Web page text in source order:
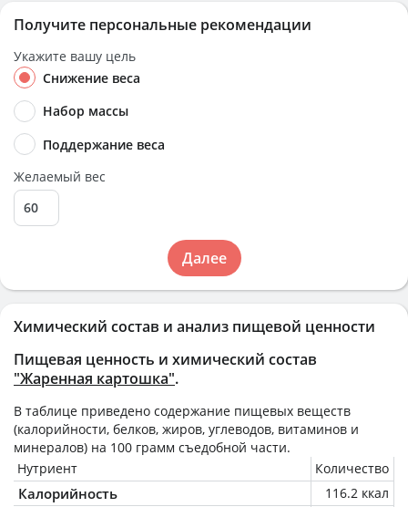
Химический состав и анализ пищевой ценности
Пищевая ценность и химический состав
"Жаренная картошка".
В таблице приведено содержание пищевых веществ
(калорийности, белков, жиров, углеводов, витаминов и
минералов) на 100 грамм съедобной части.
Нутриент
Количество
Калорийность
116.2 ккал
Получите персональные рекомендации
Укажите вашу цель
Снижение веса
Набор массы
Поддержание веса
Желаемый вес
Далее